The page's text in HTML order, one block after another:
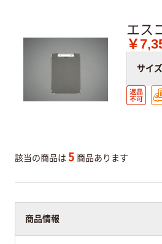
エス
￥
サイ
該当の商品は 5 商品あります
商品情報